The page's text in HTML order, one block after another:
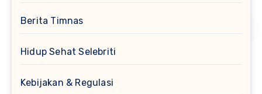
Berita Timnas
Hidup Sehat Selebriti
Kebijakan & Regulasi